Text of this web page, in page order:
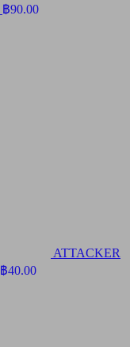
฿90.00
ATTACKER
฿40.00